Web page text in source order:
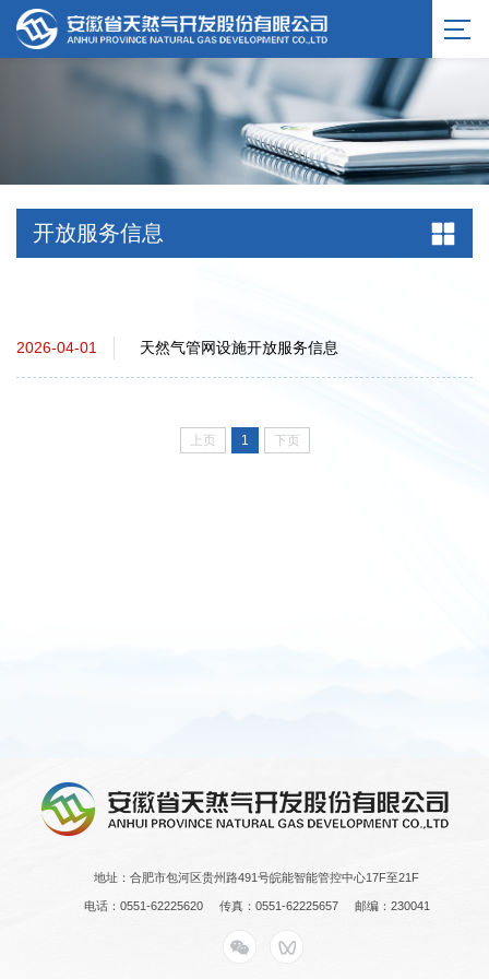
服务公告
开放服务信息
2026-04-01 天然气管网设施开放服务信息
上页 1 下页
地址：合肥市包河区贵州路491号皖能智能管控中心17F至21F
电话：0551-62225620 传真：0551-62225657 邮编：230041